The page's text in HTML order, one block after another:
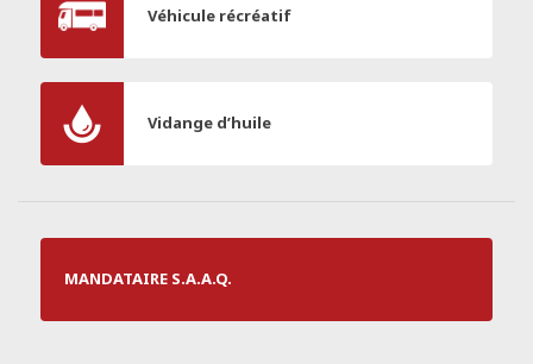
Véhicule récréatif
Vidange d’huile
MANDATAIRE S.A.A.Q.